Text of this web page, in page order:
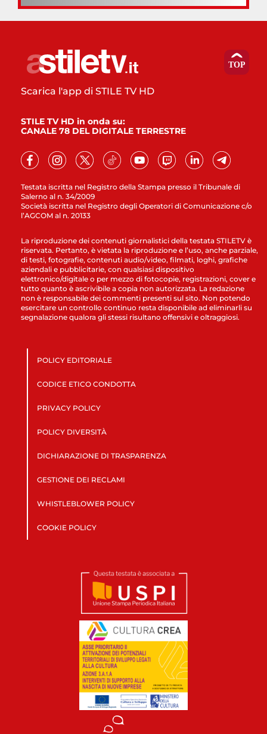
Testata iscritta nel Registro della Stampa presso il Tribunale di
Salerno al n. 34/2009
Società iscritta nel Registro degli Operatori di Comunicazione c/o
l’AGCOM al n. 20133
Scarica l'app di STILE TV HD
STILE TV HD in onda su:
CANALE 78 DEL DIGITALE TERRESTRE
La riproduzione dei contenuti giornalistici della testata STILETV è
riservata. Pertanto, è vietata la riproduzione e l’uso, anche parziale,
di testi, fotografie, contenuti audio/video, filmati, loghi, grafiche
aziendali e pubblicitarie, con qualsiasi dispositivo
elettronico/digitale o per mezzo di fotocopie, registrazioni, cover e
tutto quanto è ascrivibile a copia non autorizzata. La redazione
non è responsabile dei commenti presenti sul sito. Non potendo
esercitare un controllo continuo resta disponibile ad eliminarli su
segnalazione qualora gli stessi risultano offensivi e oltraggiosi.
POLICY EDITORIALE
CODICE ETICO CONDOTTA
PRIVACY POLICY
POLICY DIVERSITÀ
DICHIARAZIONE DI TRASPARENZA
GESTIONE DEI RECLAMI
WHISTLEBLOWER POLICY
COOKIE POLICY